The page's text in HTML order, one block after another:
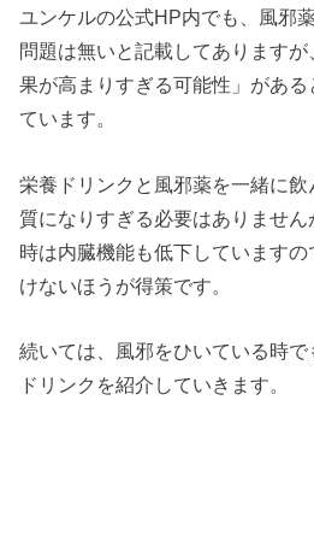
ユンケルの公式HP内でも、風邪
問題は無いと記載してあります
果が高まりすぎる可能性」があ
ています。
栄養ドリンクと風邪薬を一緒に
質になりすぎる必要はありませ
時は内臓機能も低下しています
けないほうが得策です。
続いては、風邪をひいている時
ドリンクを紹介していきます。